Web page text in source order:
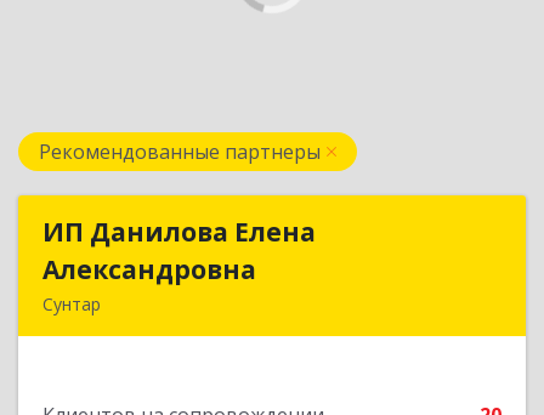
Рекомендованные партнеры
ИП Данилова Елена
Александровна
Сунтар
ИП Данилова Елена